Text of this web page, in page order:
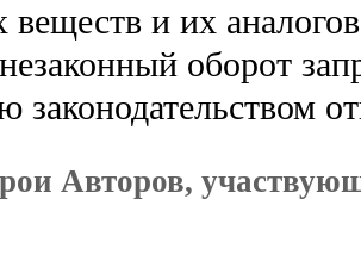
и их
оборот
законодательством
Авторов,